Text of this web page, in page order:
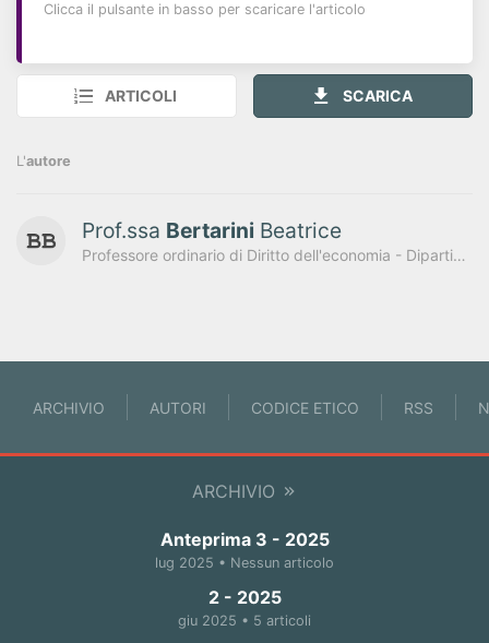
Clicca il pulsante in basso per scaricare l'articolo
ARTICOLI SCARICA
L'autore
Prof.ssa Bertarini Beatrice
Professore ordinario di Diritto dell'economia - Dipartimento di Sociologia e Diritto dell'economia dell'Università di Bologna
ARCHIVIO AUTORI CODICE ETICO RSS
ARCHIVIO
Anteprima 3 - 2025
lug 2025 • Nessun articolo
2 - 2025
giu 2025 • 5 articoli